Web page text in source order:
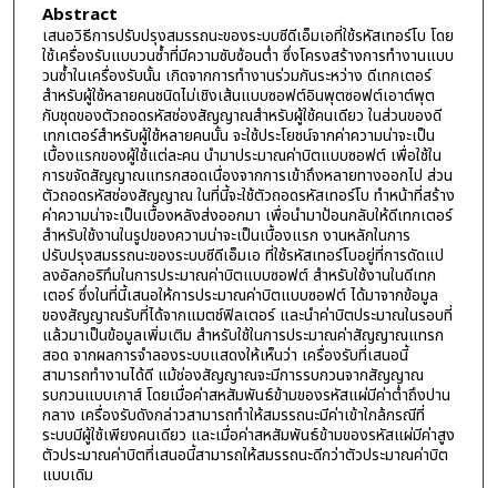
Abstract
เสนอวิธีการปรับปรุงสมรรถนะของระบบซีดีเอ็มเอที่ใช้รหัสเทอร์โบ โดย
ใช้เครื่องรับแบบวนซ้ำที่มีความซับซ้อนต่ำ ซึ่งโครงสร้างการทำงานแบบ
วนซ้ำในเครื่องรับนั้น เกิดจากการทำงานร่วมกันระหว่าง ดีเทกเตอร์
สำหรับผู้ใช้หลายคนชนิดไม่เชิงเส้นแบบซอฟต์อินพุตซอฟต์เอาต์พุต
กับชุดของตัวถอดรหัสช่องสัญญาณสำหรับผู้ใช้คนเดียว ในส่วนของดี
เทกเตอร์สำหรับผู้ใช้หลายคนนั้น จะใช้ประโยชน์จากค่าความน่าจะเป็น
เบื้องแรกของผู้ใช้แต่ละคน นำมาประมาณค่าบิตแบบซอฟต์ เพื่อใช้ใน
การขจัดสัญญาณแทรกสอดเนื่องจากการเข้าถึงหลายทางออกไป ส่วน
ตัวถอดรหัสช่องสัญญาณ ในที่นี้จะใช้ตัวถอดรหัสเทอร์โบ ทำหน้าที่สร้าง
ค่าความน่าจะเป็นเบื้องหลังส่งออกมา เพื่อนำมาป้อนกลับให้ดีเทกเตอร์
สำหรับใช้งานในรูปของความน่าจะเป็นเบื้องแรก งานหลักในการ
ปรับปรุงสมรรถนะของระบบซีดีเอ็มเอ ที่ใช้รหัสเทอร์โบอยู่ที่การดัดแป
ลงอัลกอริทึมในการประมาณค่าบิตแบบซอฟต์ สำหรับใช้งานในดีเทก
เตอร์ ซึ่งในที่นี้เสนอให้การประมาณค่าบิตแบบซอฟต์ ได้มาจากข้อมูล
ของสัญญาณรับที่ได้จากแมตช์ฟิลเตอร์ และนำค่าบิตประมาณในรอบที่
แล้วมาเป็นข้อมูลเพิ่มเติม สำหรับใช้ในการประมาณค่าสัญญาณแทรก
สอด จากผลการจำลองระบบแสดงให้เห็นว่า เครื่องรับที่เสนอนี้
สามารถทำงานได้ดี แม้ช่องสัญญาณจะมีการรบกวนจากสัญญาณ
รบกวนแบบเกาส์ โดยเมื่อค่าสหสัมพันธ์ข้ามของรหัสแผ่มีค่าต่ำถึงปาน
กลาง เครื่องรับดังกล่าวสามารถทำให้สมรรถนะมีค่าเข้าใกล้กรณีที่
ระบบมีผู้ใช้เพียงคนเดียว และเมื่อค่าสหสัมพันธ์ข้ามของรหัสแผ่มีค่าสูง
ตัวประมาณค่าบิตที่เสนอนี้สามารถให้สมรรถนะดีกว่าตัวประมาณค่าบิต
แบบเดิม